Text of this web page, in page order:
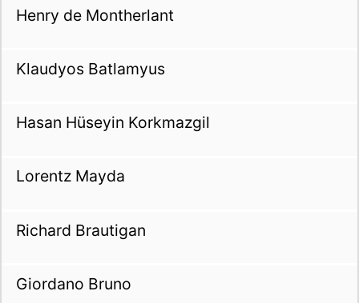
Henry de Montherlant
Klaudyos Batlamyus
Hasan Hüseyin Korkmazgil
Lorentz Mayda
Richard Brautigan
Giordano Bruno